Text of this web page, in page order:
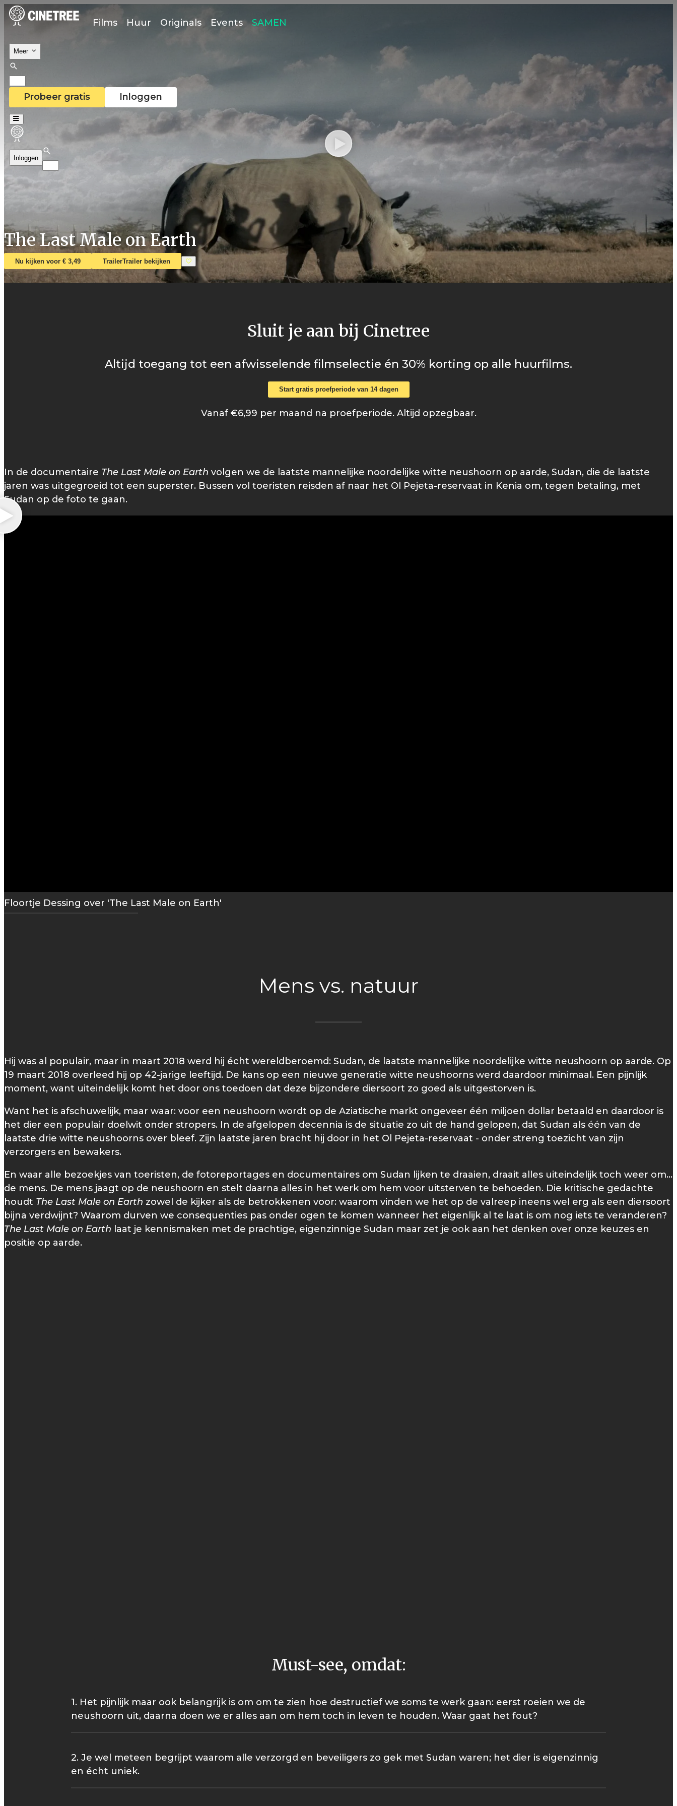
Films Huur Originals Events SAMEN
Meer
Probeer gratis Inloggen
Inloggen
The Last Male on Earth
Nu kijken voor € 3,49 TrailerTrailer bekijken
Sluit je aan bij Cinetree
Altijd toegang tot een afwisselende filmselectie én 30% korting op alle huurfilms.
Start gratis proefperiode van 14 dagen
Vanaf €6,99 per maand na proefperiode. Altijd opzegbaar.
In de documentaire The Last Male on Earth volgen we de laatste mannelijke noordelijke witte neushoorn op aarde, Sudan, die de laatste
jaren was uitgegroeid tot een superster. Bussen vol toeristen reisden af naar het Ol Pejeta-reservaat in Kenia om, tegen betaling, met
Sudan op de foto te gaan.
Floortje Dessing over 'The Last Male on Earth'
Mens vs. natuur
Hij was al populair, maar in maart 2018 werd hij écht wereldberoemd: Sudan, de laatste mannelijke noordelijke witte neushoorn op aarde. Op
19 maart 2018 overleed hij op 42-jarige leeftijd. De kans op een nieuwe generatie witte neushoorns werd daardoor minimaal. Een pijnlijk
moment, want uiteindelijk komt het door ons toedoen dat deze bijzondere diersoort zo goed als uitgestorven is.
Want het is afschuwelijk, maar waar: voor een neushoorn wordt op de Aziatische markt ongeveer één miljoen dollar betaald en daardoor is
het dier een populair doelwit onder stropers. In de afgelopen decennia is de situatie zo uit de hand gelopen, dat Sudan als één van de
laatste drie witte neushoorns over bleef. Zijn laatste jaren bracht hij door in het Ol Pejeta-reservaat - onder streng toezicht van zijn
verzorgers en bewakers.
En waar alle bezoekjes van toeristen, de fotoreportages en documentaires om Sudan lijken te draaien, draait alles uiteindelijk toch weer om…
de mens. De mens jaagt op de neushoorn en stelt daarna alles in het werk om hem voor uitsterven te behoeden. Die kritische gedachte
houdt The Last Male on Earth zowel de kijker als de betrokkenen voor: waarom vinden we het op de valreep ineens wel erg als een diersoort
bijna verdwijnt? Waarom durven we consequenties pas onder ogen te komen wanneer het eigenlijk al te laat is om nog iets te veranderen?
The Last Male on Earth laat je kennismaken met de prachtige, eigenzinnige Sudan maar zet je ook aan het denken over onze keuzes en
positie op aarde.
Must-see, omdat:
1. Het pijnlijk maar ook belangrijk is om om te zien hoe destructief we soms te werk gaan: eerst roeien we de
neushoorn uit, daarna doen we er alles aan om hem toch in leven te houden. Waar gaat het fout?
2. Je wel meteen begrijpt waarom alle verzorgd en beveiligers zo gek met Sudan waren; het dier is eigenzinnig
en écht uniek.